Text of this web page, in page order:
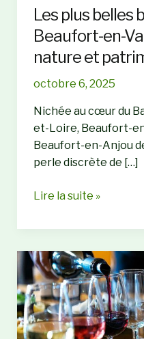
Les plus belles
Beaufort-en-
nature et
octobre 6, 2025
Nichée au cœur du
et-Loire, Beaufort-
Beaufort-en-Anjou
perle discrète de […]
Les
belles
autour
de
Beaufort-
en-
Vallée
Lire la suite »